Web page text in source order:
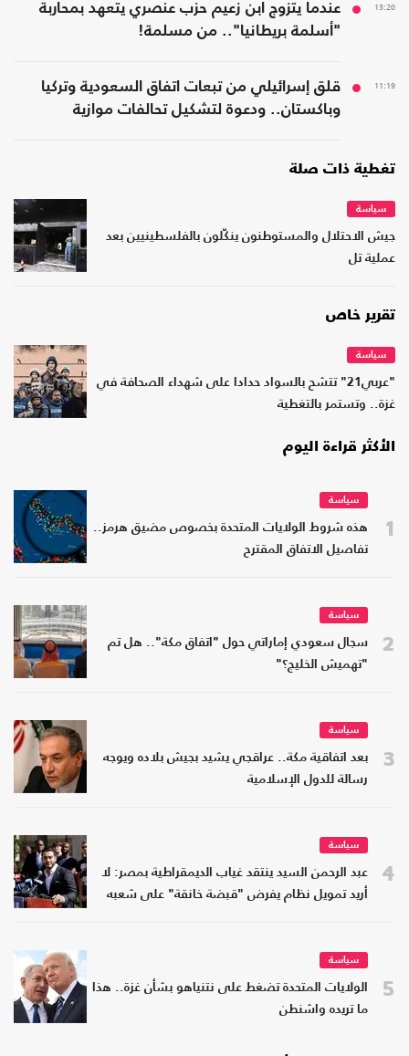
13:20
عندما يتزوج ابن زعيم حزب عنصري يتعهد بمحاربة
"أسلمة بريطانيا".. من مسلمة!
11:19
قلق إسرائيلي من تبعات اتفاق السعودية وتركيا
وباكستان.. ودعوة لتشكيل تحالفات موازية
تغطية ذات صلة
سياسة
جيش الاحتلال والمستوطنون ينكّلون بالفلسطينيين بعد
عملية تل
تقرير خاص
سياسة
"عربي21" تتشح بالسواد حدادا على شهداء الصحافة في
غزة.. وتستمر بالتغطية
الأكثر قراءة اليوم
1
سياسة
هذه شروط الولايات المتحدة بخصوص مضيق هرمز..
تفاصيل الاتفاق المقترح
2
سياسة
سجال سعودي إماراتي حول "اتفاق مكة".. هل تم
"تهميش الخليج؟"
3
سياسة
بعد اتفاقية مكة.. عراقجي يشيد بجيش بلاده ويوجه
رسالة للدول الإسلامية
4
سياسة
عبد الرحمن السيد ينتقد غياب الديمقراطية بمصر: لا
أريد تمويل نظام يفرض "قبضة خانقة" على شعبه
5
سياسة
الولايات المتحدة تضغط على نتنياهو بشأن غزة.. هذا
ما تريده واشنطن